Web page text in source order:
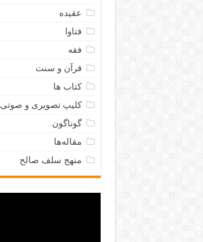
عقیده
فتاوا
فقه
قرآن و سنت
کتاب ها
کلیپ تصویری و صوتی
گوناگون
مقاله‌ها
منهج سلف صالح